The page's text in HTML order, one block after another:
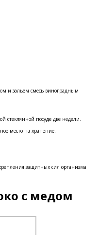
и зальем смесь виноградным
стеклянной посуде две недели.
место на хранение.
защитных сил организма
с медом